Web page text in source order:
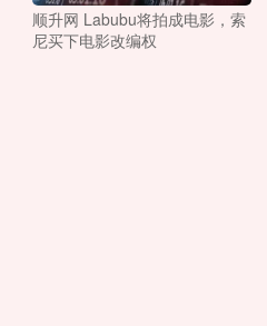
顺升网 Labubu将拍成电影，索
尼买下电影改编权